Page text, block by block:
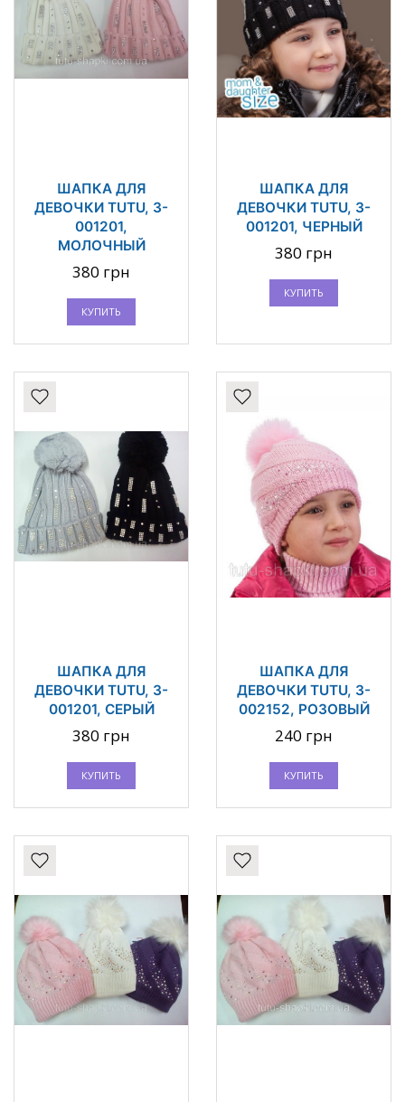
ШАПКА ДЛЯ
ДЕВОЧКИ TUTU, 3-
001201,
МОЛОЧНЫЙ
380 грн
КУПИТЬ
ШАПКА ДЛЯ
ДЕВОЧКИ TUTU, 3-
001201, ЧЕРНЫЙ
380 грн
КУПИТЬ
ШАПКА ДЛЯ
ДЕВОЧКИ TUTU, 3-
001201, СЕРЫЙ
380 грн
КУПИТЬ
ШАПКА ДЛЯ
ДЕВОЧКИ TUTU, 3-
002152, РОЗОВЫЙ
240 грн
КУПИТЬ